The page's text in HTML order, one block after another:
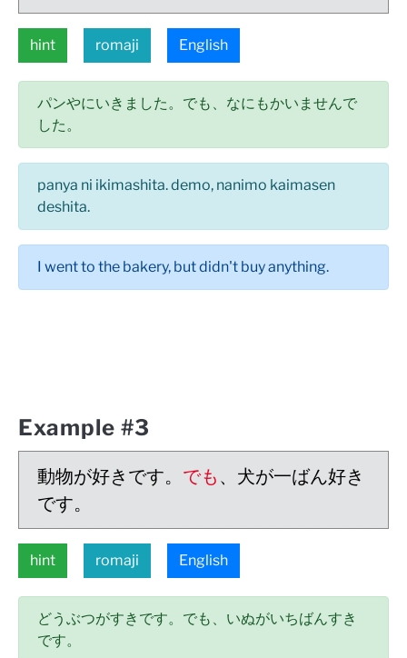
hint romaji English
パンやにいきました。でも、なにもかいませんで
した。
panya ni ikimashita. demo, nanimo kaimasen
deshita.
I went to the bakery, but didn't buy anything.
Example #3
動物が好きです。 でも 、犬が一ばん好き
です。
hint romaji English
どうぶつがすきです。でも、いぬがいちばんすき
です。